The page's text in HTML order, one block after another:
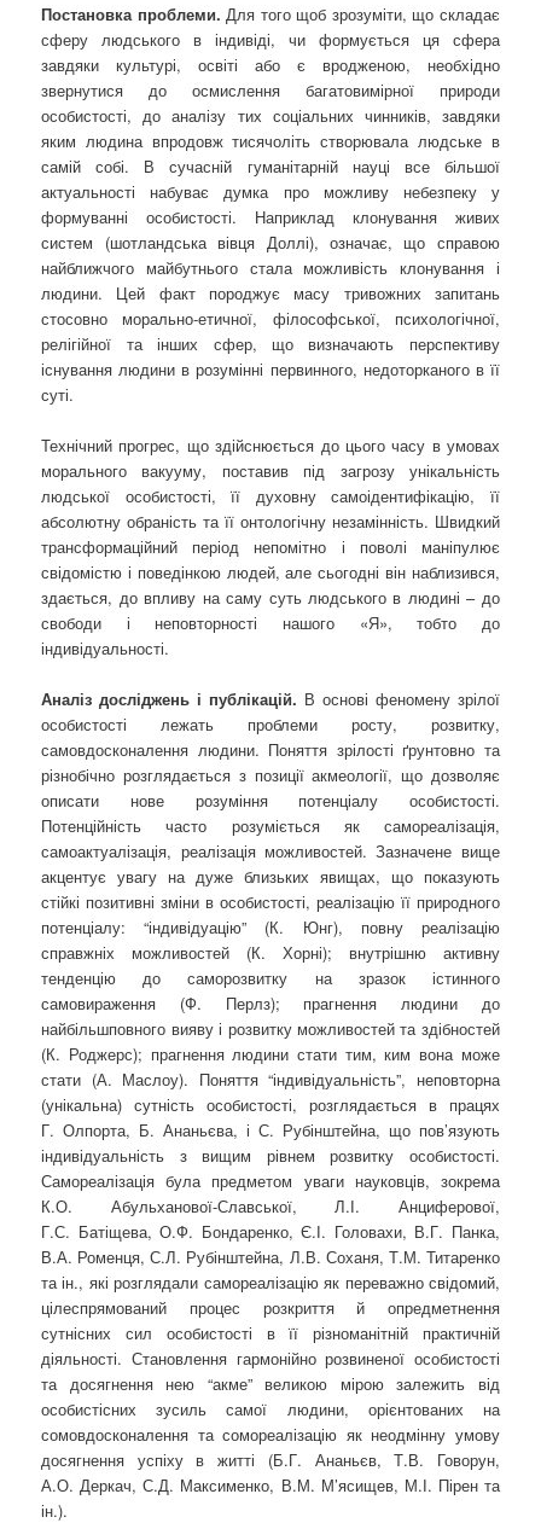
Постановка проблеми. Для того щоб зрозуміти, що складає
сферу людського в індивіді, чи формується ця сфера
завдяки культурі, освіті або є вродженою, необхідно
звернутися до осмислення багатовимірної природи
особистості, до аналізу тих соціальних чинників, завдяки
яким людина впродовж тисячоліть створювала людське в
самій собі. В сучасній гуманітарній науці все більшої
актуальності набуває думка про можливу небезпеку у
формуванні особистості. Наприклад клонування живих
систем (шотландська вівця Доллі), означає, що справою
найближчого майбутнього стала можливість клонування і
людини. Цей факт породжує масу тривожних запитань
стосовно морально-етичної, філософської, психологічної,
релігійної та інших сфер, що визначають перспективу
існування людини в розумінні первинного, недоторканого в її
суті.
Технічний прогрес, що здійснюється до цього часу в умовах
морального вакууму, поставив під загрозу унікальність
людської особистості, її духовну самоідентифікацію, її
абсолютну обраність та її онтологічну незамінність. Швидкий
трансформаційний період непомітно і поволі маніпулює
свідомістю і поведінкою людей, але сьогодні він наблизився,
здається, до впливу на саму суть людського в людині – до
свободи і неповторності нашого «Я», тобто до
індивідуальності.
Аналіз досліджень і публікацій. В основі феномену зрілої
особистості лежать проблеми росту, розвитку,
самовдосконалення людини. Поняття зрілості ґрунтовно та
різнобічно розглядається з позиції акмеології, що дозволяє
описати нове розуміння потенціалу особистості.
Потенційність часто розуміється як самореалізація,
самоактуалізація, реалізація можливостей. Зазначене вище
акцентує увагу на дуже близьких явищах, що показують
стійкі позитивні зміни в особистості, реалізацію її природного
потенціалу: “індивідуацію” (К. Юнг), повну реалізацію
справжніх можливостей (К. Хорні); внутрішню активну
тенденцію до саморозвитку на зразок істинного
самовираження (Ф. Перлз); прагнення людини до
найбільшповного вияву і розвитку можливостей та здібностей
(К. Роджерс); прагнення людини стати тим, ким вона може
стати (А. Маслоу). Поняття “індивідуальність”, неповторна
(унікальна) сутність особистості, розглядається в працях
Г. Олпорта, Б. Ананьєва, і С. Рубінштейна, що пов’язують
індивідуальність з вищим рівнем розвитку особистості.
Самореалізація була предметом уваги науковців, зокрема
К.О. Абульханової-Славської, Л.І. Анциферової,
Г.С. Батіщева, О.Ф. Бондаренко, Є.І. Головахи, В.Г. Панка,
В.А. Роменця, С.Л. Рубінштейна, Л.В. Соханя, Т.М. Титаренко
та ін., які розглядали самореалізацію як переважно свідомий,
цілеспрямований процес розкриття й опредметнення
сутнісних сил особистості в її різноманітній практичній
діяльності. Становлення гармонійно розвиненої особистості
та досягнення нею “акме” великою мірою залежить від
особистісних зусиль самої людини, орієнтованих на
сомовдосконалення та сомореалізацію як неодмінну умову
досягнення успіху в житті (Б.Г. Ананьєв, Т.В. Говорун,
А.О. Деркач, С.Д. Максименко, В.М. М’ясищев, М.І. Пірен та
ін.).